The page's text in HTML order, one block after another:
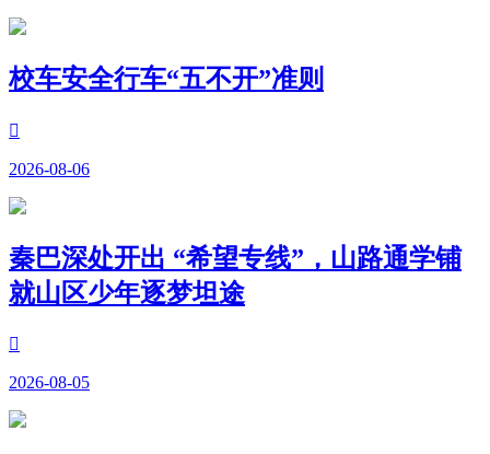
校车安全行车“五不开”准则

2026-08-06
秦巴深处开出 “希望专线”，山路通学铺
就山区少年逐梦坦途

2026-08-05